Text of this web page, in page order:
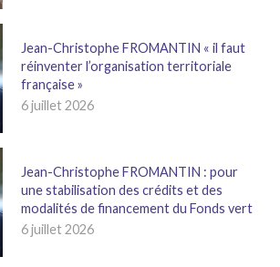
Jean-Christophe FROMANTIN « il faut
réinventer l’organisation territoriale
française »
6 juillet 2026
Jean-Christophe FROMANTIN : pour
une stabilisation des crédits et des
modalités de financement du Fonds vert
6 juillet 2026